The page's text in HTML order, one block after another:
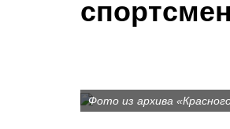
Фото из архива